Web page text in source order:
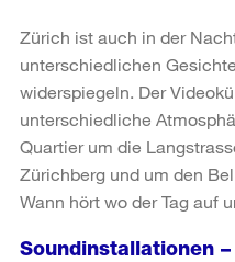
Zürich ist auch in der
unterschiedlichen
widerspiegeln. Der
unterschiedliche
Quartier um die
Zürichberg und um den
Wann hört wo der Tag auf
Soundinstallationen